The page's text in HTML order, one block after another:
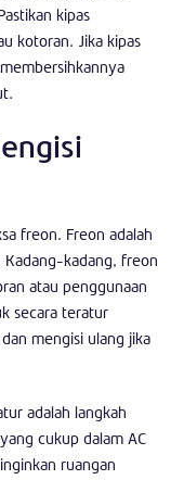
kipas
kotoran. Jika kipas
freon. Freon adalah
kadang, freon
atau penggunaan
secara teratur
mengisi ulang jika
adalah langkah
cukup dalam AC
ruangan